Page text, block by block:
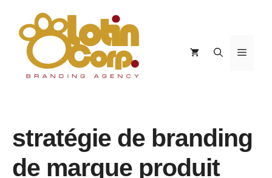
contenu
Menu
stratégie de branding
de marque produit